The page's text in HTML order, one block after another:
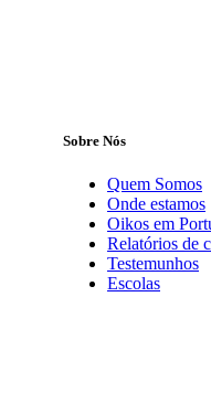
Sobre Nós
Quem Somos
Onde estamos
Oikos em
Relatórios de
Testemunhos
Escolas